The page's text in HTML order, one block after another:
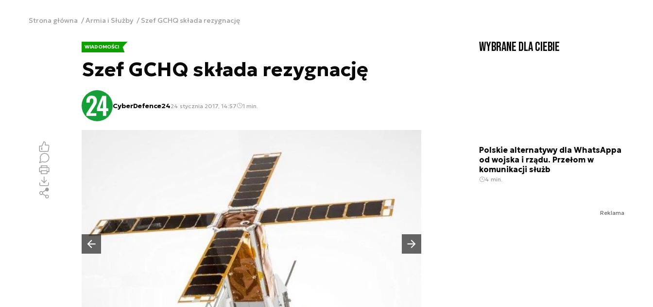
Strona główna Armia i Służby Szef GCHQ składa rezygnację
WIADOMOŚCI
Szef GCHQ składa rezygnację
CyberDefence2424 stycznia 2017, 14:57 1 min.
Poprzedni slajd
Następny slajd
Wybrane dla Ciebie
Polskie alternatywy dla WhatsAppa
od wojska i rządu. Przełom w
komunikacji służb
4 min.
Reklama